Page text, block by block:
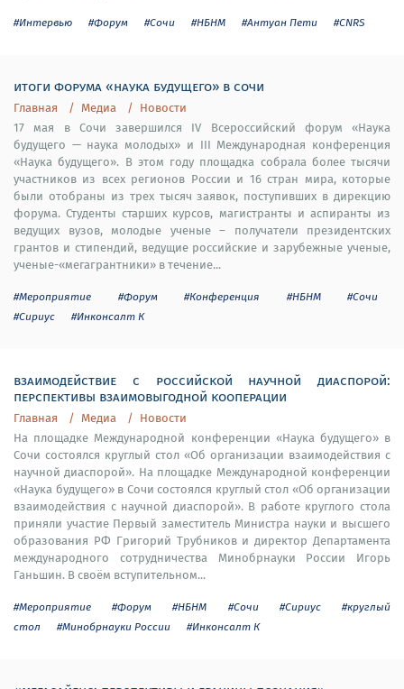
#Интервью #Форум #Сочи #НБНМ #Антуан Пети #CNRS
итоги форума «наука будущего» в сочи
Главная Медиа
Новости
17 мая в Сочи завершился IV Всероссийский форум «Наука
будущего — наука молодых» и III Международная конференция
«Наука будущего». В этом году площадка собрала более тысячи
участников из всех регионов России и 16 стран мира, которые
были отобраны из трех тысяч заявок, поступивших в дирекцию
форума. Студенты старших курсов, магистранты и аспиранты из
ведущих вузов, молодые ученые – получатели президентских
грантов и стипендий, ведущие российские и зарубежные ученые,
ученые-«мегагрантники» в течение...
#Мероприятие #Форум #Конференция #НБНМ
#Сочи
#Сириус
#Инконсалт К
взаимодействие с российской научной диаспорой:
перспективы взаимовыгодной кооперации
Главная Медиа
Новости
На площадке Международной конференции «Наука будущего» в
Сочи состоялся круглый стол «Об организации взаимодействия с
научной диаспорой». На площадке Международной конференции
«Наука будущего» в Сочи состоялся круглый стол «Об организации
взаимодействия с научной диаспорой». В работе круглого стола
приняли участие Первый заместитель Министра науки и высшего
образования РФ Григорий Трубников и директор Департамента
международного сотрудничества Минобрнауки России Игорь
Ганьшин. В своём вступительном...
#Мероприятие #Форум #НБНМ #Сочи #Сириус
#круглый
стол
#Минобрнауки России #Инконсалт К